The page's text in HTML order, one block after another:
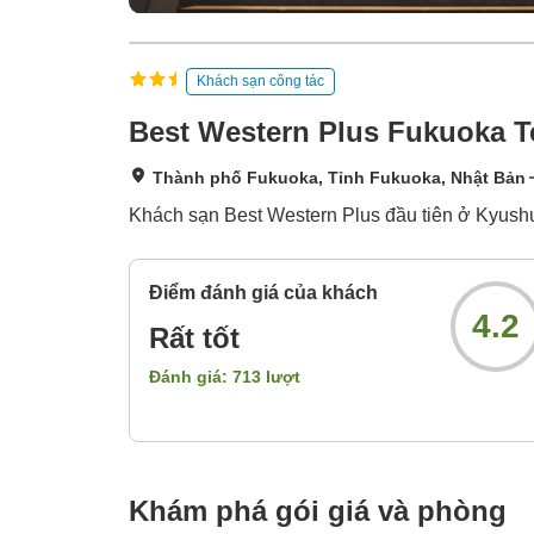
Khách sạn công tác
Best Western Plus Fukuoka
Thành phố Fukuoka, Tỉnh Fukuoka, Nhật Bản
Khách sạn Best Western Plus đầu tiên ở
Điểm đánh giá của khách
Rất tốt
Đánh giá: 713 lượt
4.2
Khám phá gói giá và phòng